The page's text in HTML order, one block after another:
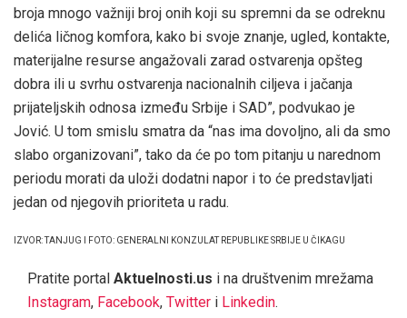
broja mnogo važniji broj onih koji su spremni da se odreknu
delića ličnog komfora, kako bi svoje znanje, ugled, kontakte,
materijalne resurse angažovali zarad ostvarenja opšteg
dobra ili u svrhu ostvarenja nacionalnih ciljeva i jačanja
prijateljskih odnosa između Srbije i SAD”, podvukao je
Jović. U tom smislu smatra da “nas ima dovoljno, ali da smo
slabo organizovani”, tako da će po tom pitanju u narednom
periodu morati da uloži dodatni napor i to će predstavljati
jedan od njegovih prioriteta u radu.
IZVOR: TANJUG I FOTO: GENERALNI KONZULAT REPUBLIKE SRBIJE U ČIKAGU
Pratite portal Aktuelnosti.us i na društvenim mrežama
Instagram, Facebook, Twitter i Linkedin.